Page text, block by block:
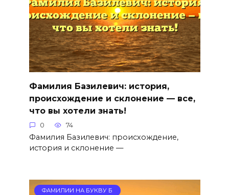
Фамилия Базилевич: история,
происхождение и склонение — все,
что вы хотели знать!
0 74
Фамилия Базилевич: происхождение,
история и склонение —
ФАМИЛИИ НА БУКВУ Б